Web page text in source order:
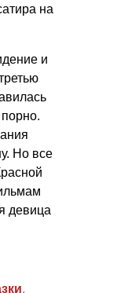
на
и
порно.
Но все
девица
,